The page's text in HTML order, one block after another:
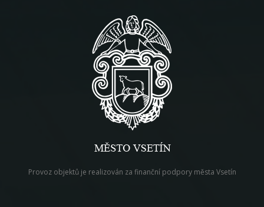
Provoz objektů je realizován za finanční podpory města Vsetín